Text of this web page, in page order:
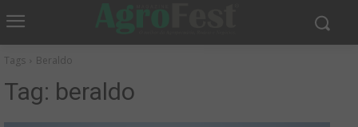
Tags Beraldo
Tag: beraldo